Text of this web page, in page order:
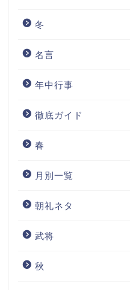
冬
名言
年中行事
徹底ガイド
春
月別一覧
朝礼ネタ
武将
秋